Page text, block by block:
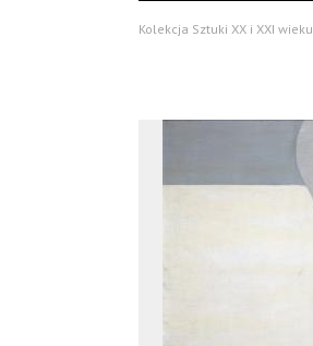
Kolekcja Sztuki XX i XXI wieku